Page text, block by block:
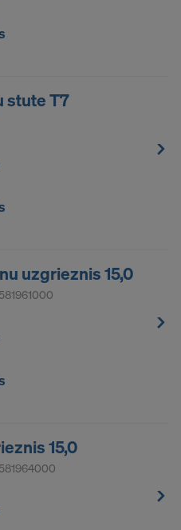
stute T7
uzgrieznis 15,0
581961000
15,0
581964000